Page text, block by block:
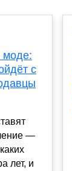
моде:
с
—
лет, и